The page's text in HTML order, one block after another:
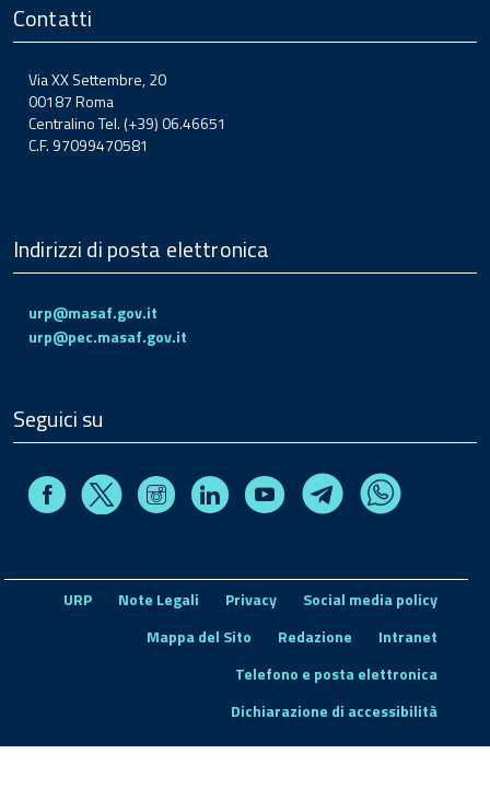
Contatti
Via XX Settembre, 20
00187 Roma
Centralino Tel. (+39) 06.46651
C.F. 97099470581
Indirizzi di posta elettronica
urp@masaf.gov.it
urp@pec.masaf.gov.it
Seguici su
FacebookX InstagramLinkedin Youtube TelegramWhatsapp
URP Note Legali Privacy
Social media policy
Mappa del Sito
Redazione
Intranet
Telefono e posta elettronica
Dichiarazione di accessibilità